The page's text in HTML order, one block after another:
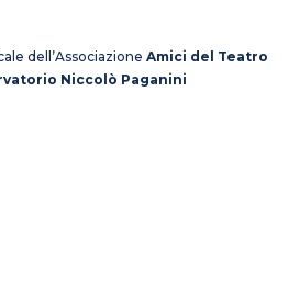
dell’Associazione Amici del Teatro
Niccolò Paganini